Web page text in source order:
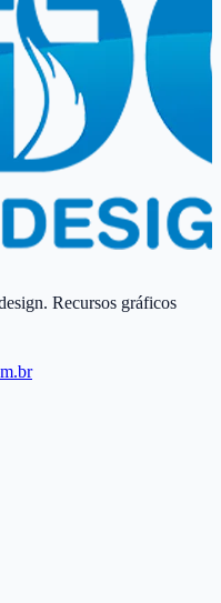
Recursos gráficos